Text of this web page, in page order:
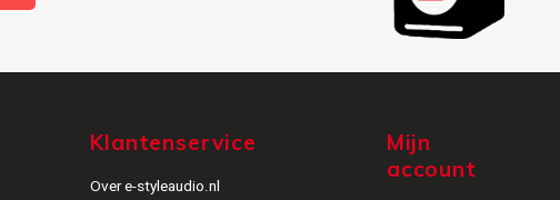
Klantenservice
Over e-styleaudio.nl
Mijn
account